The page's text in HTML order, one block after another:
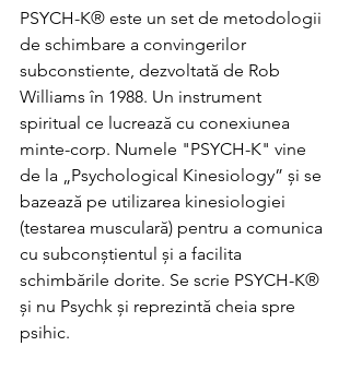
PSYCH-K® este un set de metodologii
de schimbare a convingerilor
subconstiente, dezvoltată de Rob
Williams în 1988. Un instrument
spiritual ce lucrează cu conexiunea
minte-corp. Numele "PSYCH-K" vine
de la „Psychological Kinesiology” și se
bazează pe utilizarea kinesiologiei
(testarea musculară) pentru a comunica
cu subconștientul și a facilita
schimbările dorite. Se scrie PSYCH-K®
și nu Psychk și reprezintă cheia spre
psihic.